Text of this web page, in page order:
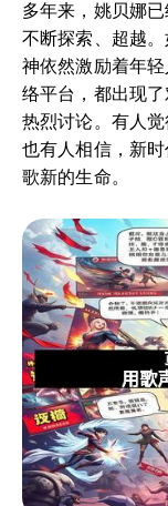
多年来，姚贝娜
不断探索、超越
神依然激励着年
络平台，都出现
热烈讨论。有人
也有人相信，新
歌新的生命。